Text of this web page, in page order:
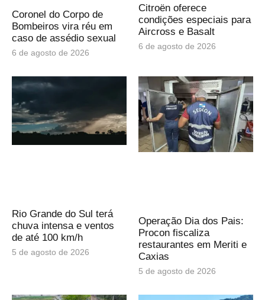
Coronel do Corpo de
Bombeiros vira réu em
caso de assédio sexual
6 de agosto de 2026
Citroën oferece
condições especiais para
Aircross e Basalt
6 de agosto de 2026
Rio Grande do Sul terá
chuva intensa e ventos
de até 100 km/h
5 de agosto de 2026
Operação Dia dos Pais:
Procon fiscaliza
restaurantes em Meriti e
Caxias
5 de agosto de 2026